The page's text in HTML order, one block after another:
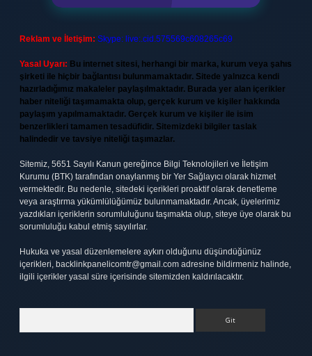
Reklam ve İletişim: Skype: live:.cid.575569c608265c69
Yasal Uyarı: Bu internet sitesi, herhangi bir marka, kurum veya şahıs
şirketi ile hiçbir bağlantısı bulunmamaktadır. Sitede yalnızca kendi
hazırladığımız makaleler paylaşılmaktadır. Burada yer alan içerikler
haber niteliği taşımamakta olup, gerçek kurum ve kişiler hakkında
paylaşım yapılmamaktadır. Gerçek kurum ve kişiler ile isim
benzerlikleri tamamen tesadüfidir. Sitemizdeki bilgiler taslak
halindedir ve tavsiye niteliği taşımazlar.
Sitemiz, 5651 Sayılı Kanun gereğince Bilgi Teknolojileri ve İletişim
Kurumu (BTK) tarafından onaylanmış bir Yer Sağlayıcı olarak hizmet
vermektedir. Bu nedenle, sitedeki içerikleri proaktif olarak denetleme
veya araştırma yükümlülüğümüz bulunmamaktadır. Ancak, üyelerimiz
yazdıkları içeriklerin sorumluluğunu taşımakta olup, siteye üye olarak bu
sorumluluğu kabul etmiş sayılırlar.
Hukuka ve yasal düzenlemelere aykırı olduğunu düşündüğünüz
içerikleri, backlinkpanelicomtr@gmail.com adresine bildirmeniz halinde,
ilgili içerikler yasal süre içerisinde sitemizden kaldırılacaktır.